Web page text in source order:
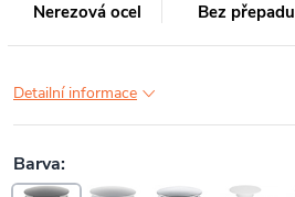
Nerezová ocel Bez přepadu
Detailní informace